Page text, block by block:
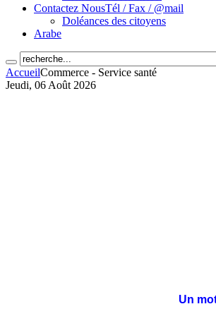
Contactez NousTél / Fax / @mail
Doléances des citoyens
Arabe
AccueilCommerce - Service santé
Jeudi, 06 Août 2026
Un